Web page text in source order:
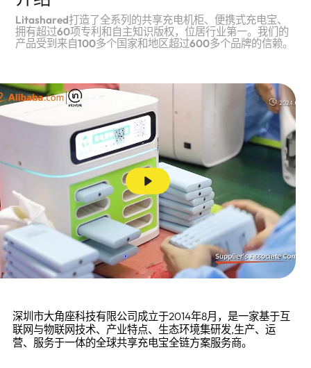
Litashared打造了全系列的共享充电机柜、便携式充电宝、
拥有超过60项专利和自主知识版权，位居行业第一。我们的
产品受到来自100多个国家和地区超过600多个品牌的信赖。
深圳市大角座科技有限公司成立于2014年8月，是一家基于互
联网与物联网技术、产业特点、生态环境集研发,生产、运
营、服务于一体的全球共享充电宝全链方案服务商。